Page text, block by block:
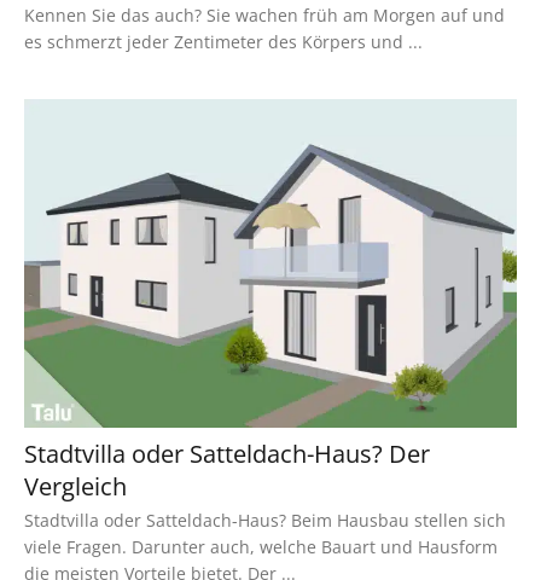
Kennen Sie das auch? Sie wachen früh am Morgen auf und
es schmerzt jeder Zentimeter des Körpers und ...
Stadtvilla oder Satteldach-Haus? Der
Vergleich
Stadtvilla oder Satteldach-Haus? Beim Hausbau stellen sich
viele Fragen. Darunter auch, welche Bauart und Hausform
die meisten Vorteile bietet. Der ...